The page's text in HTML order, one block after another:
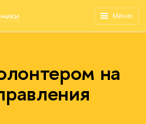
Меню
на